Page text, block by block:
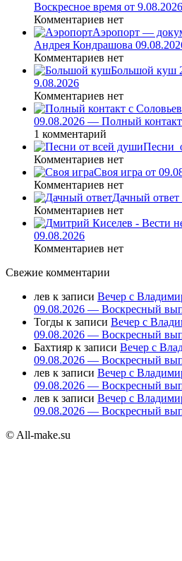
Воскресное время от 9.08.2026
Комментариев нет
Аэропорт —
Андрея Кондрашова
Комментариев нет
Большой куш
9.08.2026
Комментариев нет
09.08.2026 — Полный контакт
1 комментарий
Комментариев нет
Своя игра от
Комментариев нет
Дачный ответ
Комментариев нет
09.08.2026
Комментариев нет
Свежие комментарии
лев к записи Вечер с
09.08.2026 — Воскресный
Тогды к записи Вечер с
09.08.2026 — Воскресный
Бахтияр к записи Вечер с
09.08.2026 — Воскресный
лев к записи Вечер с
09.08.2026 — Воскресный
лев к записи Вечер с
09.08.2026 — Воскресный
© All-make.su